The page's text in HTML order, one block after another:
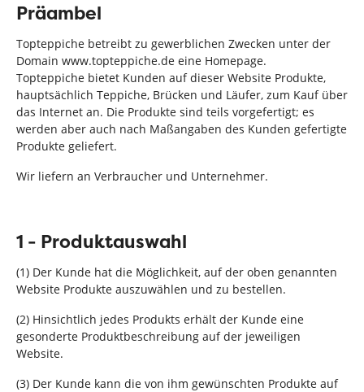
Präambel
Topteppiche betreibt zu gewerblichen Zwecken unter der
Domain www.topteppiche.de eine Homepage.
Topteppiche bietet Kunden auf dieser Website Produkte,
hauptsächlich Teppiche, Brücken und Läufer, zum Kauf über
das Internet an. Die Produkte sind teils vorgefertigt; es
werden aber auch nach Maßangaben des Kunden gefertigte
Produkte geliefert.
Wir liefern an Verbraucher und Unternehmer.
1 - Produktauswahl
(1) Der Kunde hat die Möglichkeit, auf der oben genannten
Website Produkte auszuwählen und zu bestellen.
(2) Hinsichtlich jedes Produkts erhält der Kunde eine
gesonderte Produktbeschreibung auf der jeweiligen
Website.
(3) Der Kunde kann die von ihm gewünschten Produkte auf